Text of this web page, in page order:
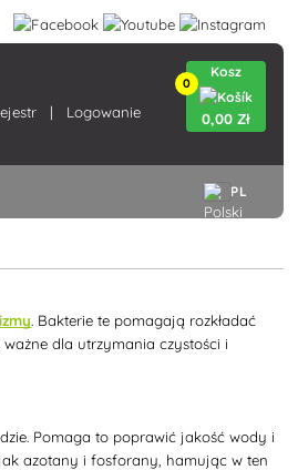
Logowanie
0
Kosz
0,00 Zł
PL
. Bakterie te pomagają rozkładać
dla utrzymania czystości i
Pomaga to poprawić jakość wody i
azotany i fosforany, hamując w ten